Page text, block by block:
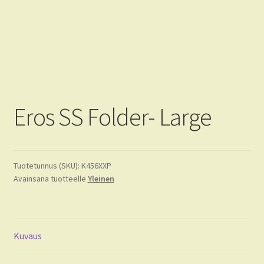
Eros SS Folder- Large
Tuotetunnus (SKU): K456XXP
Avainsana tuotteelle Yleinen
Kuvaus